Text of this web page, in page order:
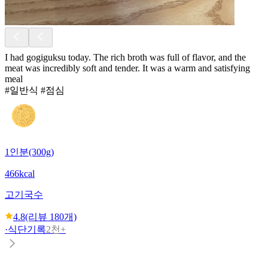
I had gogiguksu today. The rich broth was full of flavor, and the
meat was incredibly soft and tender. It was a warm and satisfying
meal
#일반식 #점심
1인분(300g)
466kcal
고기국수
4.8(리뷰 180개)
·식단기록2천+